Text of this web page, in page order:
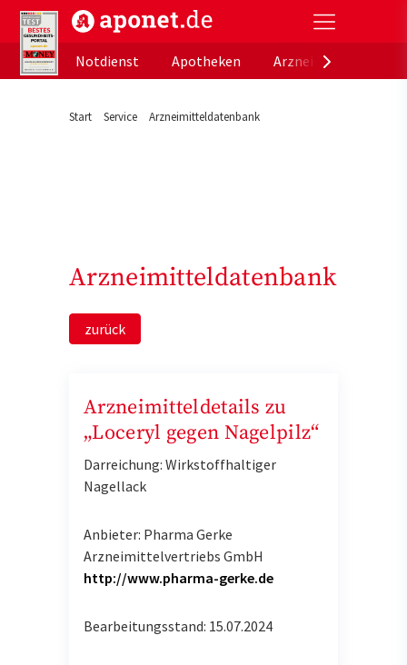
aponet.de - Das offizielle Gesundheitsportal der
Notdienst
Apotheken
Start Service Arzneimitteldatenbank
Arzneimitteldatenbank
zurück
Arzneimitteldetails zu
„Loceryl gegen Nagelpilz“
Darreichung: Wirkstoffhaltiger
Nagellack
Anbieter: Pharma Gerke
Arzneimittelvertriebs GmbH
http://www.pharma-gerke.de
Bearbeitungsstand: 15.07.2024